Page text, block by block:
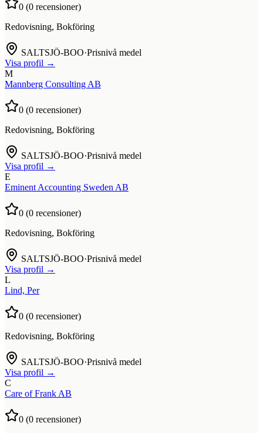
0 (0 recensioner)
Redovisning, Bokföring
SALTSJÖ-BOO·Prisnivå medel
Visa profil →
M
Mannberg Consulting AB
0 (0 recensioner)
Redovisning, Bokföring
SALTSJÖ-BOO·Prisnivå medel
Visa profil →
E
Eminent Accounting Sweden AB
0 (0 recensioner)
Redovisning, Bokföring
SALTSJÖ-BOO·Prisnivå medel
Visa profil →
L
Lind, Per
0 (0 recensioner)
Redovisning, Bokföring
SALTSJÖ-BOO·Prisnivå medel
Visa profil →
C
Care of Frank AB
0 (0 recensioner)